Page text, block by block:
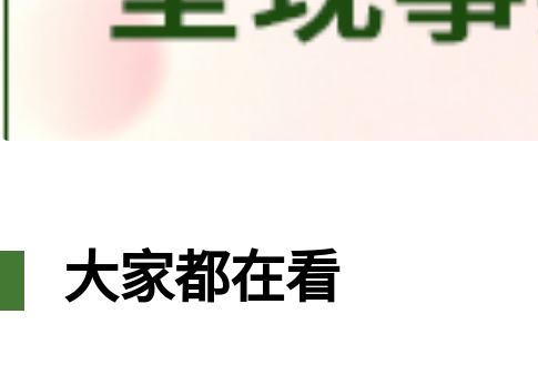
大家都在看